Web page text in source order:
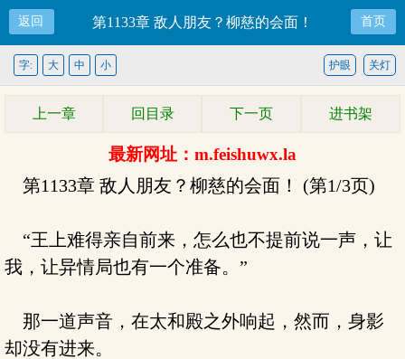
返回 第1133章 敌人朋友？柳慈的会面！ 首页
关灯
护眼
字: 大 中 小
上一章 回目录 下一页 进书架
最新网址：m.feishuwx.la
第1133章 敌人朋友？柳慈的会面！ (第1/3页)
“王上难得亲自前来，怎么也不提前说一声，让
我，让异情局也有一个准备。”
那一道声音，在太和殿之外响起，然而，身影
却没有进来。